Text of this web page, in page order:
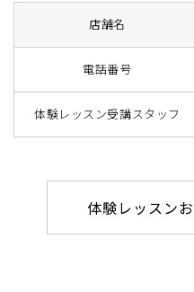
店舗名
電話番号
体験レッスン受講スタッフ
体験レッスン